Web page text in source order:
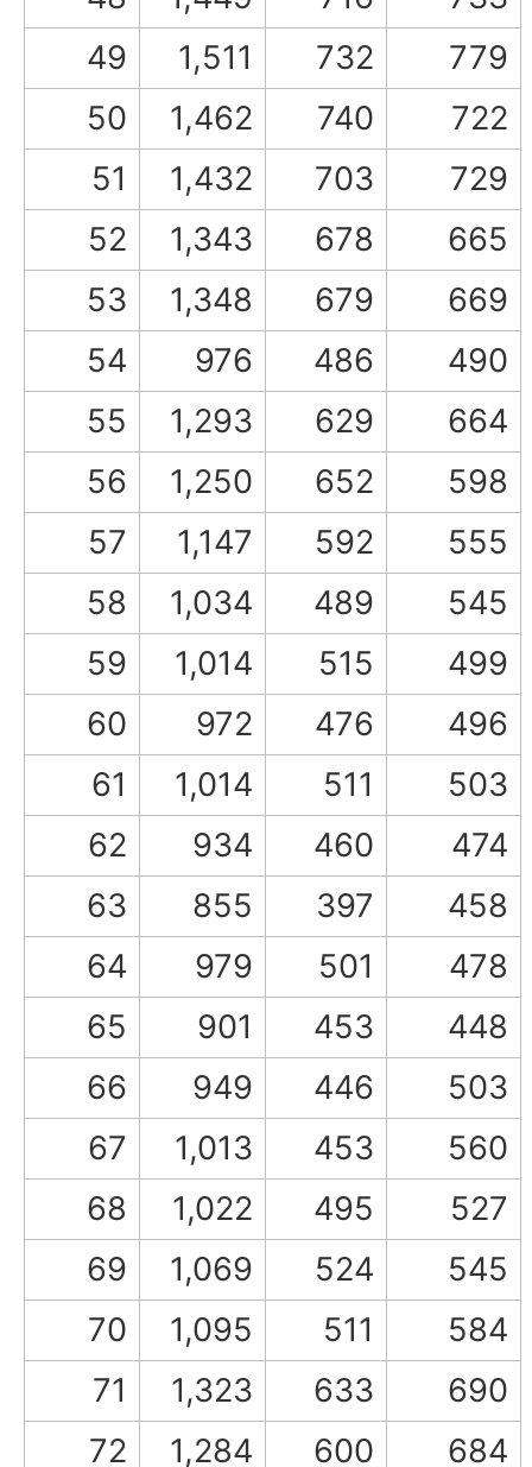
49
1,511 732
779
50
1,462 740
722
51
1,432 703
729
52
1,343 678
665
53
1,348 679
669
54
976 486
490
55
1,293 629
664
56
1,250 652
598
57
1,147 592
555
58
1,034 489
545
59
1,014 515
499
60
972 476
496
61
1,014 511
503
62
934 460
474
63
855 397
458
64
979 501
478
65
901 453
448
66
949 446
503
67
1,013 453
560
68
1,022 495
527
69
1,069 524
545
70
1,095 511
584
71
1,323 633
690
72
1,284 600 684